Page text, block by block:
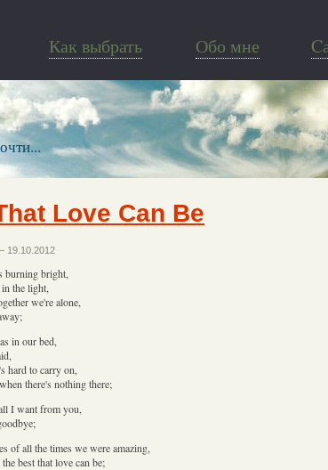
Как выбрать Обо мне
Love Can Be
19.10.2012
burning bright,
the light,
we're alone,
in our bed,
hard to carry on,
there's nothing there;
I want from you,
of all the times we were amazing,
best that love can be;